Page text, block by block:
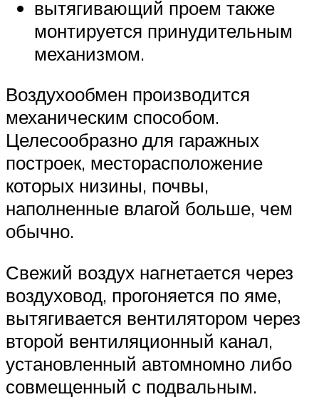
вытягивающий проем также
монтируется принудительным
механизмом.
Воздухообмен производится
механическим способом.
Целесообразно для гаражных
построек, месторасположение
которых низины, почвы,
наполненные влагой больше, чем
обычно.
Свежий воздух нагнетается через
воздуховод, прогоняется по яме,
вытягивается вентилятором через
второй вентиляционный канал,
установленный автомномно либо
совмещенный с подвальным.